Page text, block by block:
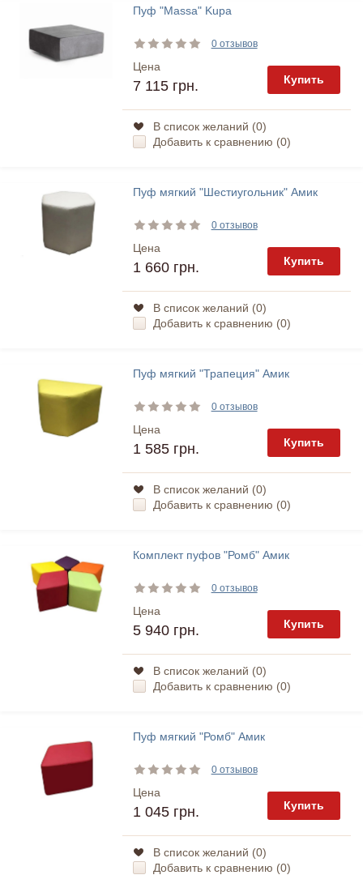
Пуф "Massa" Kupa
0 отзывов
Цена
7 115 грн. Купить
В список желаний (0)
Добавить к сравнению (0)
Пуф мягкий "Шестиугольник" Амик
0 отзывов
Цена
1 660 грн. Купить
В список желаний (0)
Добавить к сравнению (0)
Пуф мягкий "Трапеция" Амик
0 отзывов
Цена
1 585 грн. Купить
В список желаний (0)
Добавить к сравнению (0)
Комплект пуфов "Ромб" Амик
0 отзывов
Цена
5 940 грн. Купить
В список желаний (0)
Добавить к сравнению (0)
Пуф мягкий "Ромб" Амик
0 отзывов
Цена
1 045 грн. Купить
В список желаний (0)
Добавить к сравнению (0)